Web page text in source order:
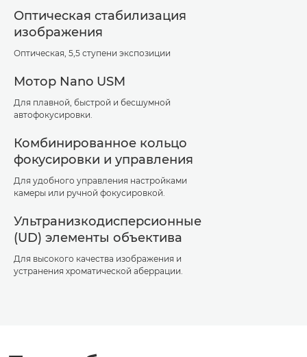
Оптическая стабилизация
изображения
Оптическая, 5,5 ступени экспозиции
Мотор Nano USM
Для плавной, быстрой и бесшумной
автофокусировки.
Комбинированное кольцо
фокусировки и управления
Для удобного управления настройками
камеры или ручной фокусировкой.
Ультранизкодисперсионные
(UD) элементы объектива
Для высокого качества изображения и
устранения хроматической аберрации.